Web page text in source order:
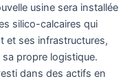
usine sera installée
silico-calcaires qui
et ses infrastructures,
propre logistique.
dans des actifs en